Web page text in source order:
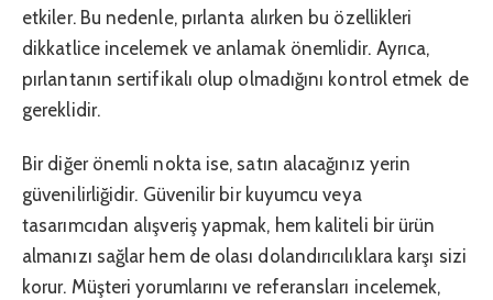
etkiler. Bu nedenle, pırlanta alırken bu özellikleri
dikkatlice incelemek ve anlamak önemlidir. Ayrıca,
pırlantanın sertifikalı olup olmadığını kontrol etmek de
gereklidir.
Bir diğer önemli nokta ise, satın alacağınız yerin
güvenilirliğidir. Güvenilir bir kuyumcu veya
tasarımcıdan alışveriş yapmak, hem kaliteli bir ürün
almanızı sağlar hem de olası dolandırıcılıklara karşı sizi
korur. Müşteri yorumlarını ve referansları incelemek,